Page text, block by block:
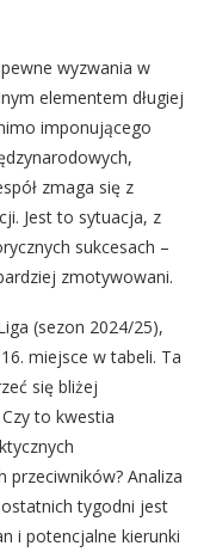
wyzwania w
elementem długiej
imponującego
zmaga się z
Jest to sytuacja, z
sukcesach –
zmotywowani.
(sezon 2024/25),
miejsce w tabeli. Ta
się bliżej
to kwestia
przeciwników? Analiza
tygodni jest
i potencjalne kierunki